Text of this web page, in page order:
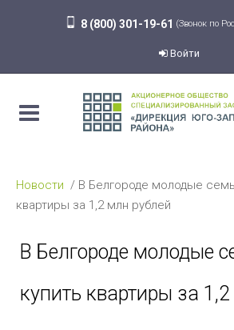
8 (800) 301-19-61 (Звонок по
Войти
Новости
В Белгороде молодые
квартиры за 1,2 млн рублей
В Белгороде молодые
купить квартиры за